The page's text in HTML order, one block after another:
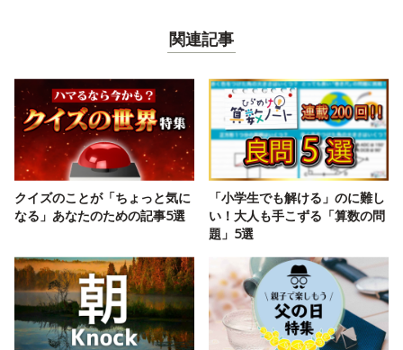
関連記事
クイズのことが「ちょっと気に
なる」あなたのための記事5選
「小学生でも解ける」のに難し
い！大人も手こずる「算数の問
題」5選